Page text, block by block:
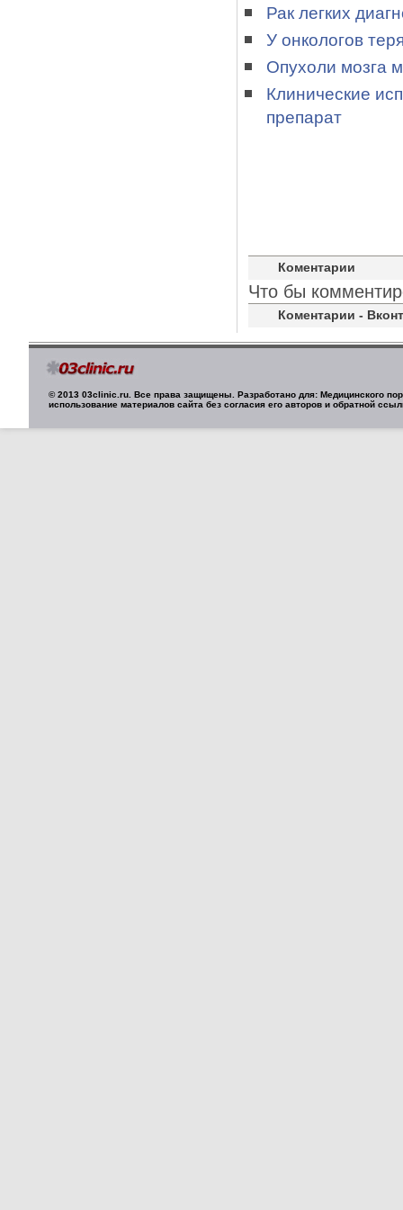
Рак легких
У онкологов
Опухоли мозга
Клинические
препарат
Коментарии
Что бы
Коментарии -
© 2013 03clinic.ru. Все права защищены. Разработано для: Медицинского
использование материалов сайта без согласия его авторов и обратной